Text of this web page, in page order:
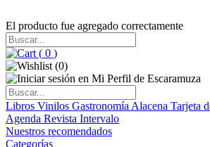
El producto fue agregado correctamente
( 0 )
(0)
Libros Vinilos Gastronomía Alacena Tarjeta
Agenda Revista Intervalo
Nuestros recomendados
Categorías